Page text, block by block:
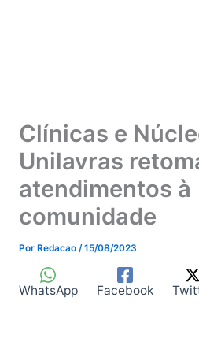
Clínicas e
Unilavras
atendimentos à
comunidade
Por Redacao /15/08/2023
WhatsApp Facebook